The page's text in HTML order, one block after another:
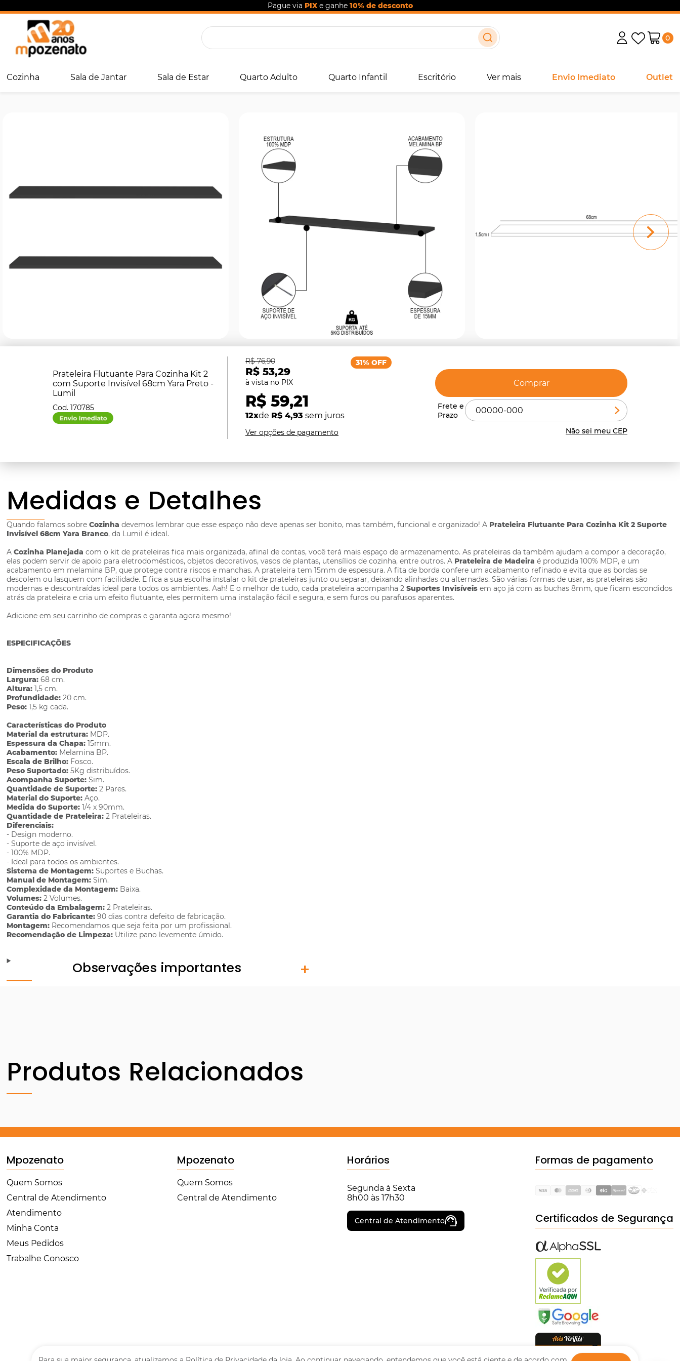
Pague via PIXe ganhe 10% de desconto
0
Cozinha Sala de Jantar Sala de Estar Quarto Adulto Quarto Infantil Escritório Ver mais Envio Imediato Outlet
Prateleira Flutuante Para Cozinha Kit 2
com Suporte Invisível 68cm Yara Preto -
Lumil
170785
R$ 53,29
R$ 76,90
R$ 59,21
12xde R$ 4,93 sem juros
31% OFF
Ver opções de pagamento
Comprar
Não sei meu CEP
Medidas e Detalhes
Quando falamos sobreCozinha devemos lembrar que esse espaço não deve apenas ser bonito, mas também, funcional e organizado! A Prateleira Flutuante Para Cozinha Kit 2 Suporte
Invisível 68cm Yara Branco, da Lumil é ideal.
ACozinha Planejada com o kit de prateleiras fica mais organizada, afinal de contas, você terá mais espaço de armazenamento. As prateleiras da também ajudam a compor a decoração,
elas podem servir de apoio para eletrodomésticos, objetos decorativos, vasos de plantas, utensílios de cozinha, entre outros. A Prateleira de Madeira é produzida 100% MDP, e um
acabamento em melamina BP, que protege contra riscos e manchas. A prateleira tem 15mm de espessura. A fita de borda confere um acabamento refinado e evita que as bordas se
descolem ou lasquem com facilidade. E fica a sua escolha instalar o kit de prateleiras junto ou separar, deixando alinhadas ou alternadas. São várias formas de usar, as prateleiras são
modernas e descontraídas ideal para todos os ambientes. Aah! E o melhor de tudo, cada prateleira acompanha 2Suportes Invisíveis em aço já com as buchas 8mm, que ficam escondidos
atrás da prateleira e cria um efeito flutuante, eles permitem uma instalação fácil e segura, e sem furos ou parafusos aparentes.
Adicione em seu carrinho de compras e garanta agora mesmo!
ESPECIFICAÇÕES
Dimensões do Produto
Largura: 68 cm.
Altura: 1,5 cm.
Profundidade: 20 cm.
Peso: 1,5 kg cada.
Características do Produto
Material da estrutura: MDP.
Espessura da Chapa: 15mm.
Acabamento: Melamina BP.
Escala de Brilho: Fosco.
Peso Suportado: 5Kg distribuídos.
Acompanha Suporte: Sim.
Quantidade de Suporte: 2 Pares.
Material do Suporte: Aço.
Medida do Suporte: 1/4 x 90mm.
Quantidade de Prateleira: 2 Prateleiras.
Diferenciais:
- Design moderno.
- Suporte de aço invisível.
- 100% MDP.
- Ideal para todos os ambientes.
Sistema de Montagem: Suportes e Buchas.
Manual de Montagem: Sim.
Complexidade da Montagem: Baixa.
Volumes: 2 Volumes.
Conteúdo da Embalagem: 2 Prateleiras.
Garantia do Fabricante: 90 dias contra defeito de fabricação.
Montagem: Recomendamos que seja feita por um profissional.
Recomendação de Limpeza: Utilize pano levemente úmido.
Observações importantes
Produtos Relacionados
Mpozenato
Quem Somos
Central de Atendimento
Atendimento
Minha Conta
Meus Pedidos
Trabalhe Conosco
Mpozenato
Quem Somos
Central de Atendimento
Horários
Segunda à Sexta
8h00 às 17h30
Central de Atendimento
Formas de pagamento
Certificados de Segurança